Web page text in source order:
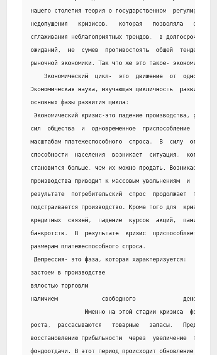
нашего столетия теория о государственном
недопущения   кризисов,   которая   позволяла
сглаживания неблагоприятных трендов,  в долгосрочном
ожиданий,  не  сумев  противостоять  общей  тенденции
рыночной экономики. Так что же это такое-
Экономический  цикл-  это  движение  от  одного
Экономическая наука, изучающая цикличность  развития
основных фазы развития цикла:
Экономический кризис-это падение производства,
сил  общества  и  одновременное  приспособление
масштабам платежеспособного  спроса.  В  силу
способности  населения  возникает  ситуация,  когда
становится больше, чем их можно продать. Возникает
производства приводит к массовым увольнениям  и
результате  потребительский  спрос  продолжает
подстраивается производство. Кроме того для  кризисов
кредитных  связей,  падение  курсов  акций,  паника
банкротств.  В  результате  кризис  приспособляет
размерам платежеспособного спроса.
Депрессия- это фаза, которая характеризуется:
застоем в производстве
вялостью торговли
наличием             свободного
Именно на этой стадии кризиса
роста,  рассасываются   товарные   запасы.
восстановлению прибыльности  через  увеличение
фондоотдачи. В этот период происходит обновление